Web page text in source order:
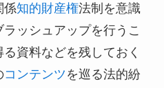
係知的財産権法制を意識
ッシュアップを行うこ
資料などを残しておく
コンテンツ を巡る法的紛